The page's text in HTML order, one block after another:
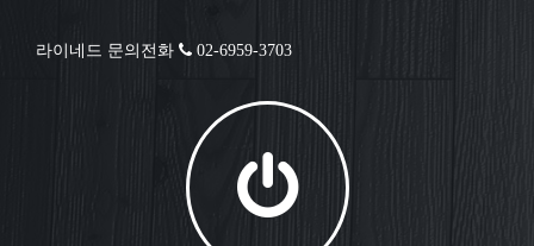
라이네드 문의전화 02-6959-3703